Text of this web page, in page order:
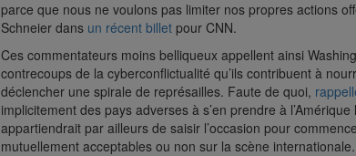
parce que nous ne voulons pas limiter nos propres actions
Schneier dans un récent billet pour CNN.
Ces commentateurs moins belliqueux appellent ainsi
contrecoups de la cyberconflictualité qu’ils contribuent à
déclencher une spirale de représailles. Faute de quoi,
implicitement des pays adverses à s’en prendre à
appartiendrait par ailleurs de saisir l’occasion pour
mutuellement acceptables ou non sur la scène internationale.